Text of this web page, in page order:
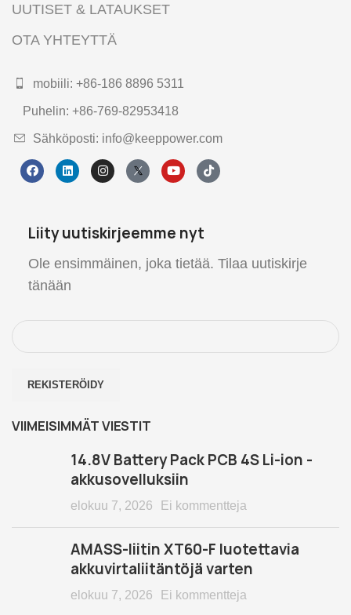
UUTISET & LATAUKSET
OTA YHTEYTTÄ
mobiili: +86-186 8896 5311
Puhelin: +86-769-82953418
Sähköposti: info@keeppower.com
Liity uutiskirjeemme nyt
Ole ensimmäinen, joka tietää. Tilaa uutiskirje
tänään
VIIMEISIMMÄT VIESTIT
14.8V Battery Pack PCB 4S Li-ion -
akkusovelluksiin
elokuu 7, 2026 Ei kommentteja
AMASS-liitin XT60-F luotettavia
akkuvirtaliitäntöjä varten
elokuu 7, 2026 Ei kommentteja